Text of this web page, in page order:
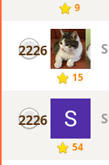
9
2226
15
2226
54